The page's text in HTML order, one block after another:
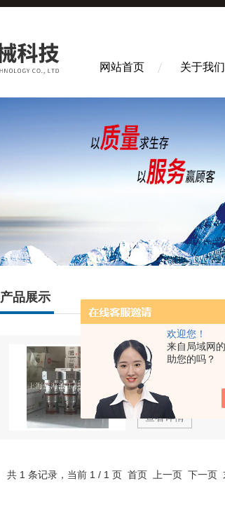
欢迎您！
来自局域网
助您的吗？
网站首页 关于我们
产品展示
型号：
厂商性质：
查看详情
共 1 条记录，当前 1 / 1 页 首页 上一页 下一页